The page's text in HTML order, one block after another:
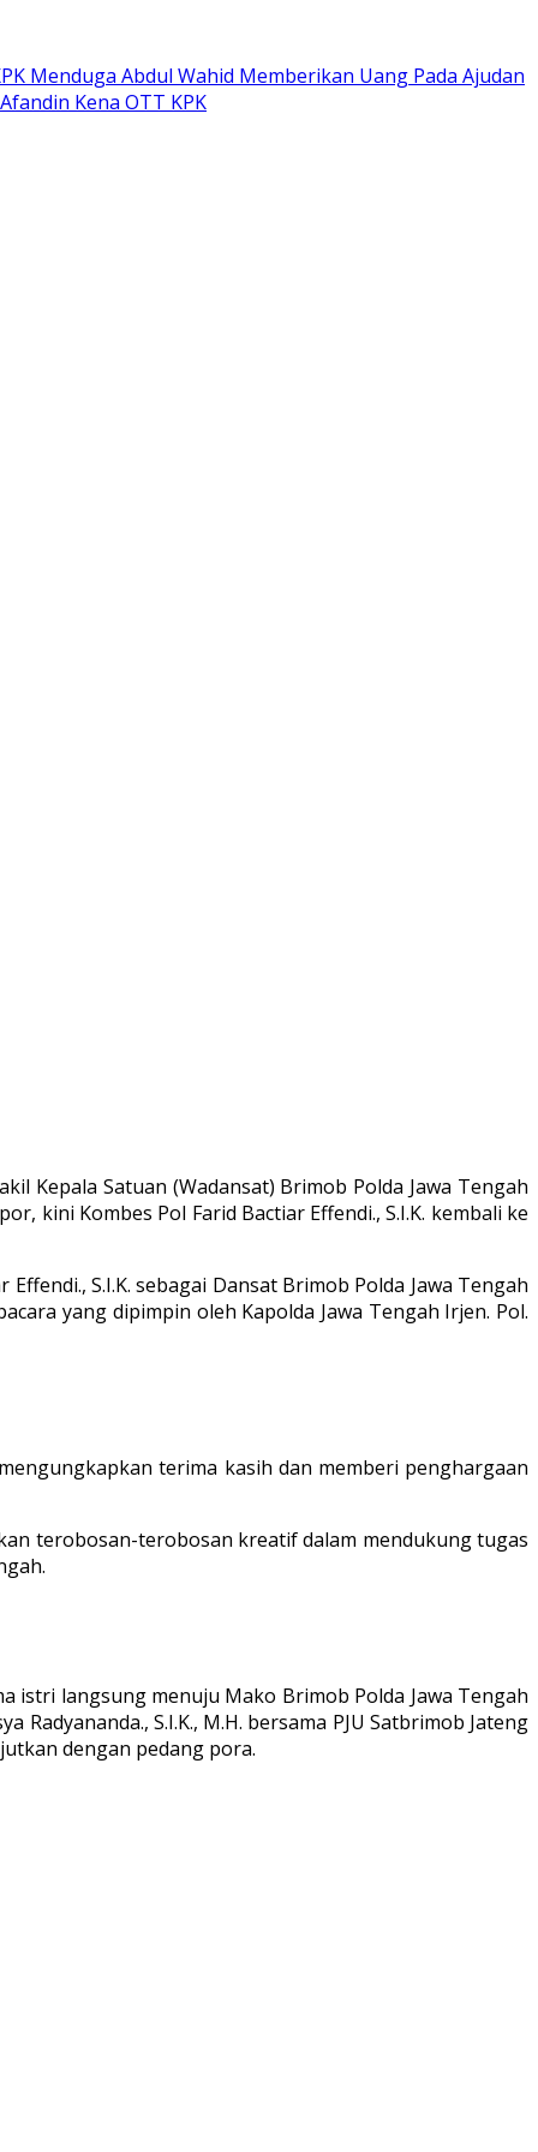
Menduga Abdul Wahid Memberikan Uang Pada Ajudan
Kena OTT KPK
Kepala Satuan (Wadansat) Brimob Polda Jawa Tengah
kini Kombes Pol Farid Bactiar Effendi., S.I.K. kembali ke
S.I.K. sebagai Dansat Brimob Polda Jawa Tengah
yang dipimpin oleh Kapolda Jawa Tengah Irjen. Pol.
terima kasih dan memberi penghargaan
terobosan-terobosan kreatif dalam mendukung tugas
istri langsung menuju Mako Brimob Polda Jawa Tengah
S.I.K., M.H. bersama PJU Satbrimob Jateng
dengan pedang pora.